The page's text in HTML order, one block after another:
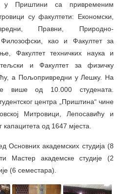
у Приштини са привременим
су факултети: Економски,
Правни, Природно-
као и Факултет за
Факултет техничких наука и
и Факултет за физичку
а Пољопривредни у Лешку. На
више од 10.000 студената.
центра „Приштина“ чине
Митровици, Лепосавићу и
капацитета од 1647 мјеста.
Основних академских студија (8
Мастер академске студије (2
(6 семестара).